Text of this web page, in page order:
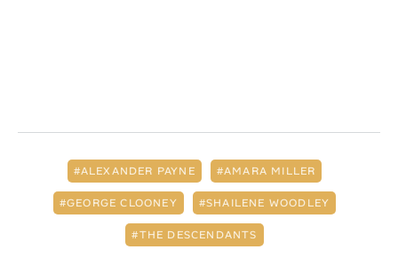
ALEXANDER PAYNE AMARA MILLER
GEORGE CLOONEY SHAILENE WOODLEY
THE DESCENDANTS